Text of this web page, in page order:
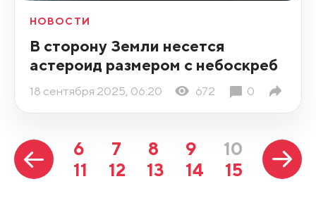
НОВОСТИ
В сторону Земли несется
астероид размером с небоскреб
18 сентября 2025, 06:20 672 0
6 7 8 9
10
11
12 13 14 15